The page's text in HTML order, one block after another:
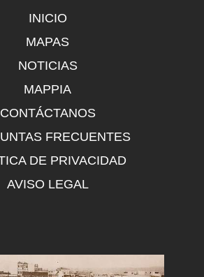
INICIO
MAPAS
NOTICIAS
MAPPIA
CONTÁCTANOS
FRECUENTES
DE PRIVACIDAD
AVISO LEGAL